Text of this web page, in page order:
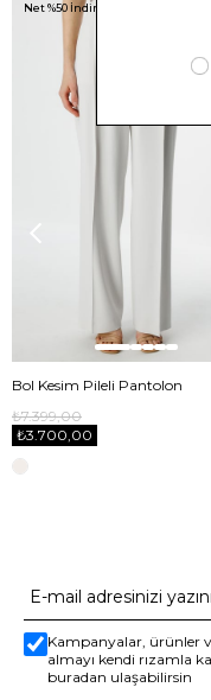
Bol Kesim Pileli Pantolon
₺3.700,00
₺7.399,00
Net %50 İndirim!
Kampanyalar, ürünler
almayı kendi rızamla
buradan ulaşabilirsin